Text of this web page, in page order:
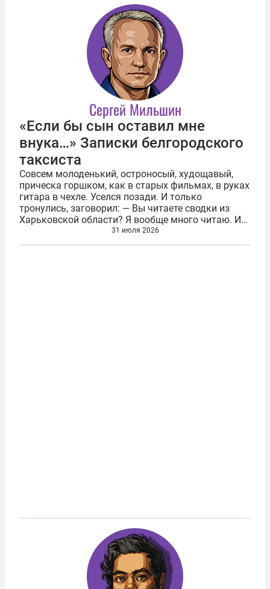
Сергей Мильшин
«Если бы сын оставил мне
внука…» Записки белгородского
таксиста
Совсем молоденький, остроносый, худощавый,
прическа горшком, как в старых фильмах, в руках
гитара в чехле. Уселся позади. И только
тронулись, заговорил: — Вы читаете сводки из
Харьковской области? Я вообще много читаю. И
об СВО тоже. Самые важные новости сегодня
оттуда приходят. Так и ответил...
31 июля 2026